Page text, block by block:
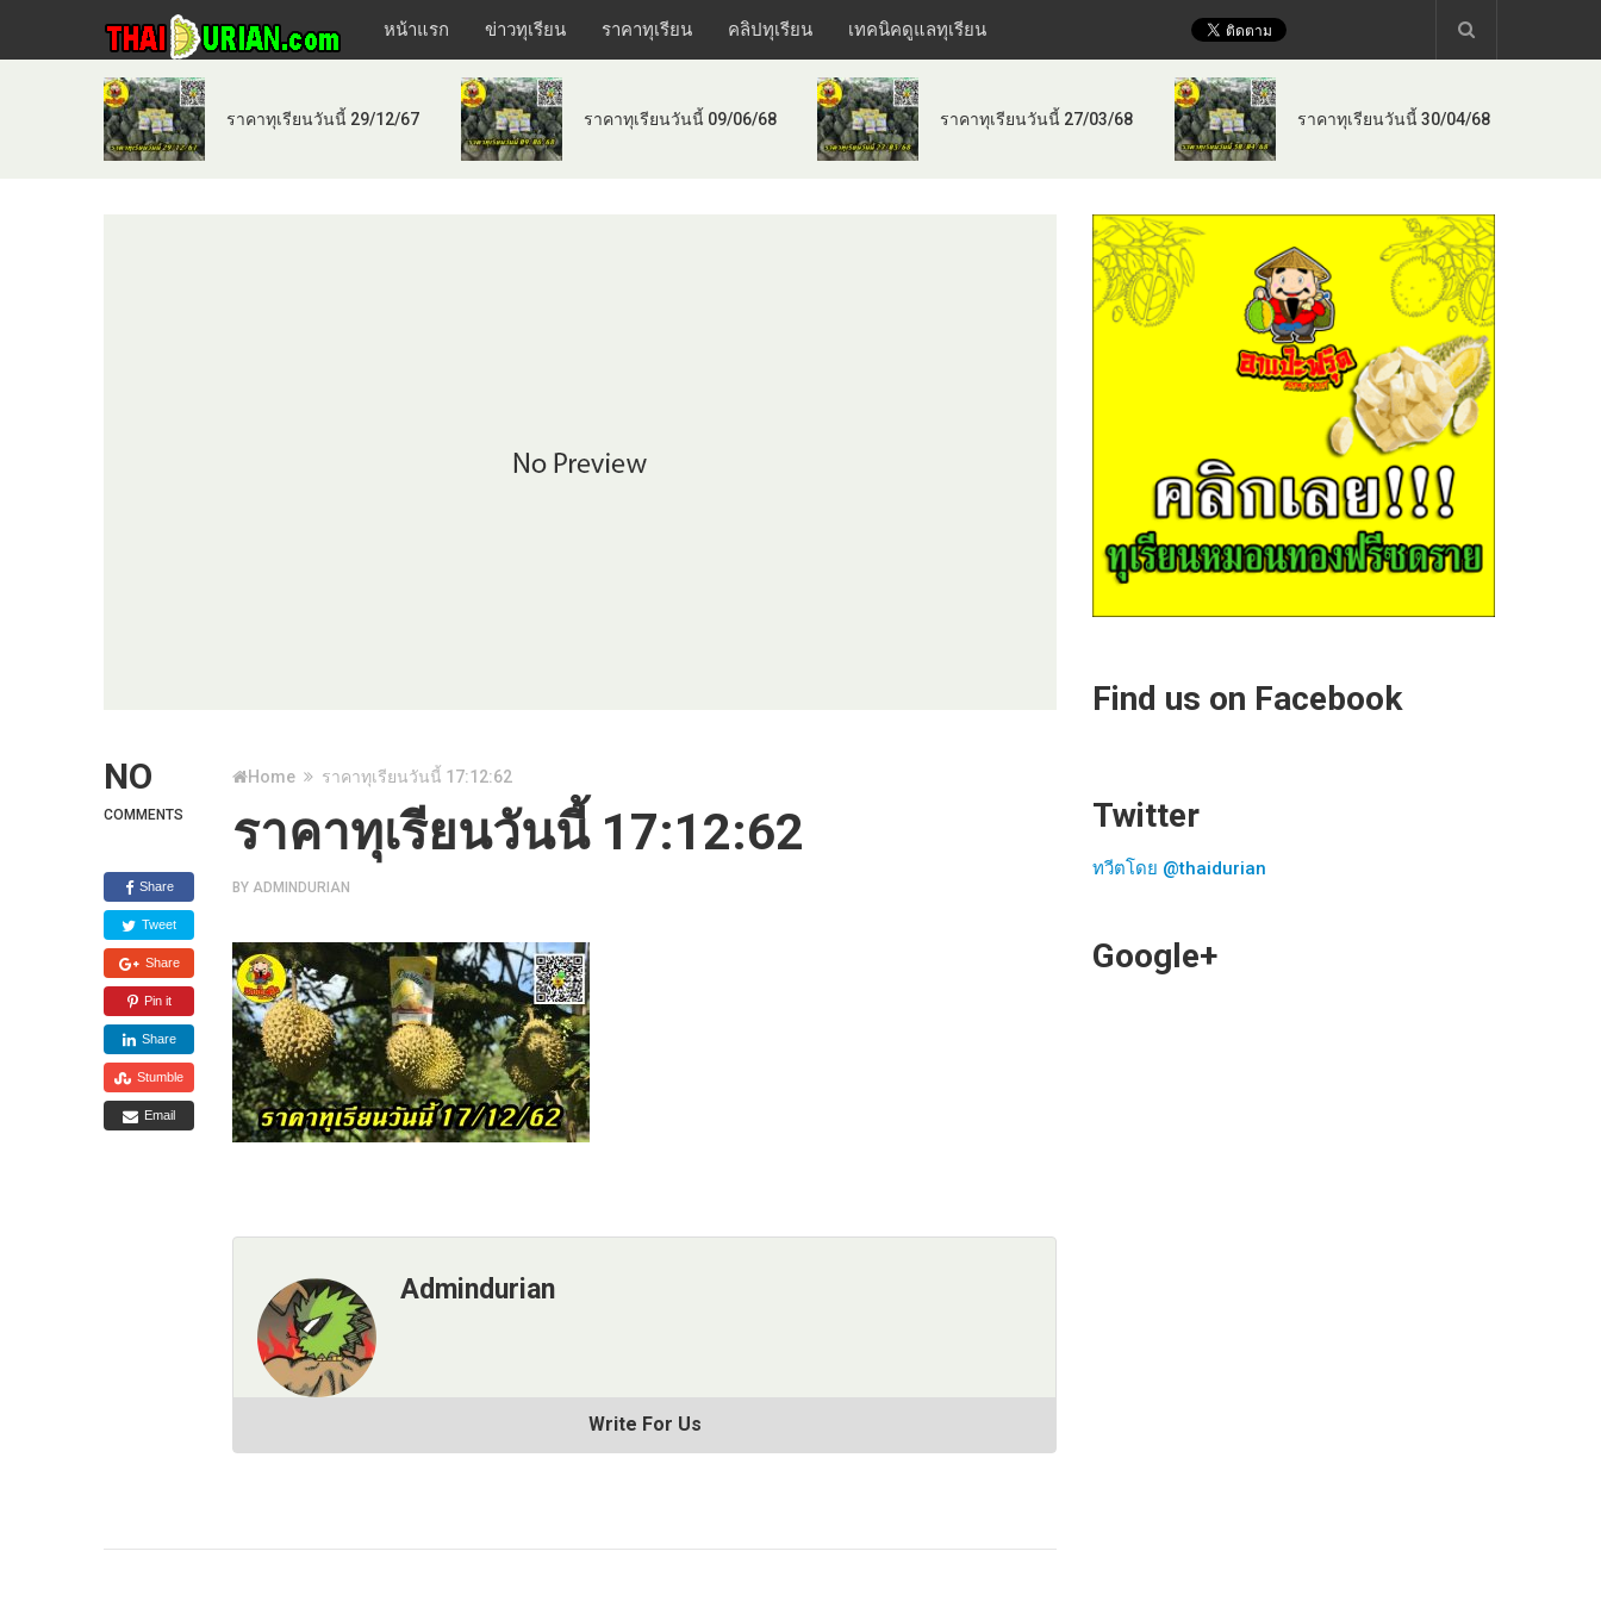
หน้าแรก ข่าวทุเรียน ราคาทุเรียน คลิปทุเรียน เทคนิคดูแลทุเรียน
ราคาทุเรียนวันนี้ 29/12/67 ราคาทุเรียนวันนี้ 09/06/68 ราคาทุเรียนวันนี้ 27/03/68 ราคาทุเรียนวันนี้ 30/04/68
NO
COMMENTS
Share
Tweet
Share
Pin it
Share
Stumble
Email
Home ราคาทุเรียนวันนี้ 17:12:62
ราคาทุเรียนวันนี้ 17:12:62
BY ADMINDURIAN
Admindurian
Write For Us
Find us on Facebook
Twitter
ทวีตโดย @thaidurian
Google+